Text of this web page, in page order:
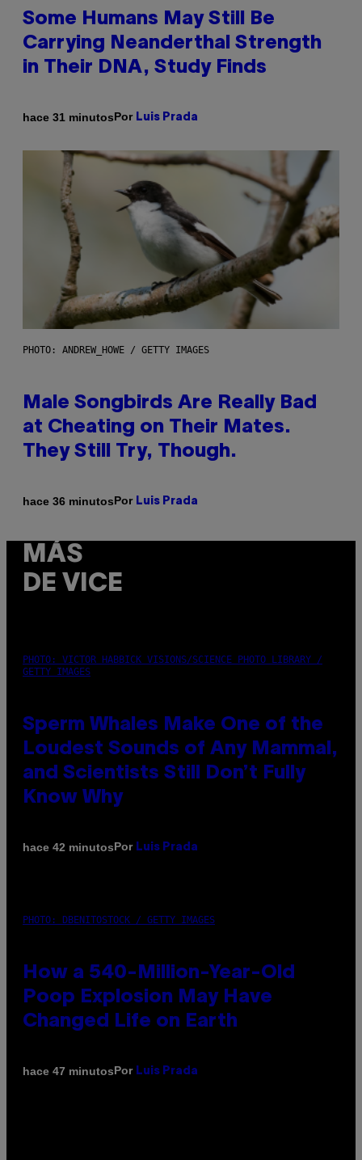
Some Humans May Still Be
Carrying Neanderthal Strength
in Their DNA, Study Finds
hace 31 minutosPor Luis Prada
PHOTO: ANDREW_HOWE / GETTY IMAGES
Male Songbirds Are Really Bad
at Cheating on Their Mates.
They Still Try, Though.
hace 36 minutosPor Luis Prada
MÁS
DE VICE
PHOTO: VICTOR HABBICK VISIONS/SCIENCE PHOTO LIBRARY /
GETTY IMAGES
Sperm Whales Make One of the
Loudest Sounds of Any Mammal,
and Scientists Still Don’t Fully
Know Why
hace 42 minutosPor Luis Prada
PHOTO: DBENITOSTOCK / GETTY IMAGES
How a 540-Million-Year-Old
Poop Explosion May Have
Changed Life on Earth
hace 47 minutosPor Luis Prada